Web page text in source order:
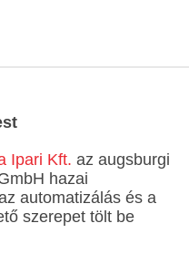
Ipari Kft. az augsburgi
hazai
automatizálás és a
szerepet tölt be